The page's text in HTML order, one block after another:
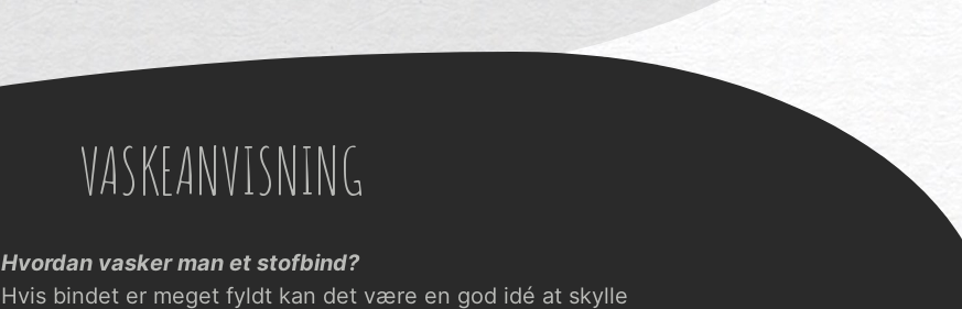
VASKEANVISNING
Hvordan vasker man et stofbind?
Hvis bindet er meget fyldt kan det være en god idé at skylle